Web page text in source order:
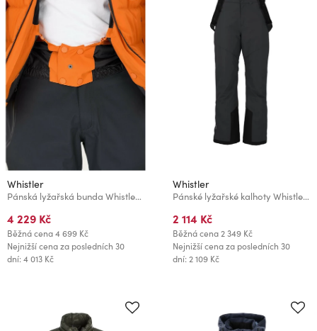
Whistler
Pánská lyžařská bunda Whistler LAKELAND
4 229 Kč
Běžná cena4 699 Kč
Nejnižší cena za posledních 30
dní: 4 013 Kč
Whistler
Pánské lyžařské kalhoty Whistler Drizzle M
2 114 Kč
Běžná cena2 349 Kč
Nejnižší cena za posledních 30
dní: 2 109 Kč